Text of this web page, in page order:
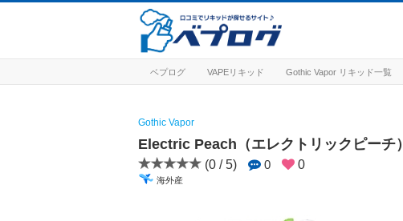
ベプログ VAPEリキッド Gothic Vapor リキッド一覧
Gothic Vapor
Electric Peach（エレクトリックピーチ）
(0 / 5) 0 0
海外産